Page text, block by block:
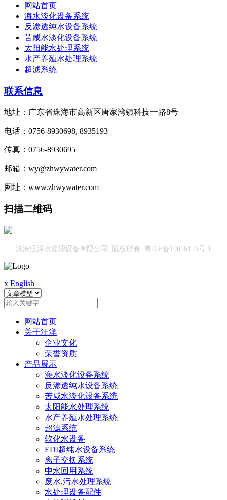
网站首页
海水淡化设备系统
反渗透纯水设备系统
苦咸水淡化设备系统
太阳能水处理系统
水产养殖水处理系统
超滤系统
联系信息
地址：广东省珠海市高新区唐家湾镇科技一路8号
电话：0756-8930698, 8935193
传真：0756-8930695
邮箱：wy@zhwywater.com
网址：www.zhwywater.com
扫描二维码
珠海汪洋水处理设备有限公司 版权所有 粤ICP备10016155号-1
x English
网站首页
关于汪洋
企业文化
荣誉资质
产品展示
海水淡化设备系统
反渗透纯水设备系统
苦咸水淡化设备系统
太阳能水处理系统
水产养殖水处理系统
超滤系统
软化水设备
EDI超纯水设备系统
离子交换系统
中水回用系统
废水,污水处理系统
水处理设备配件